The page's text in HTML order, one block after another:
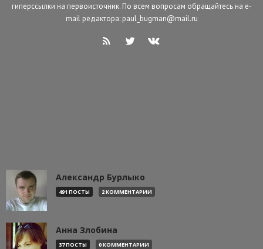
гиперссылки на первоисточник. По всем вопросам обращайтесь на e-
mail редактора: paul_bugman@mail.ru
Александр Бурлыко
491 ПОСТЫ 2 КОММЕНТАРИИ
Анна Злобина
37 ПОСТЫ 0 КОММЕНТАРИИ